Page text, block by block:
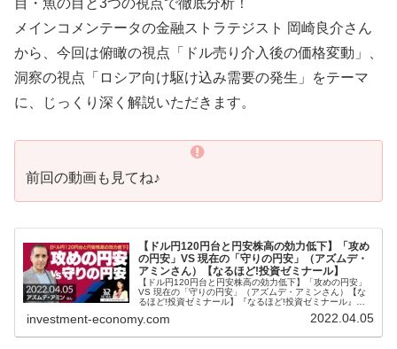
メインコメンテータの金融ストラテジスト 岡崎良介さん
から、今回は俯瞰の視点「ドル売り介入後の価格変動」、
洞察の視点「ロシア向け駆け込み需要の発生」をテーマ
に、じっくり深く解説いただきます。
前回の動画も見てね♪
【ドル円120円台と円安株高の効力低下】「攻め
の円安」VS 現在の「守りの円安」（アズムデ・
アミンさん）【なるほど!投資ゼミナール】
【ドル円120円台と円安株高の効力低下】「攻めの円安」
VS 現在の「守りの円安」（アズムデ・アミンさん）【な
るほど!投資ゼミナール】『なるほど!投資ゼミナール』で
お金についてホットなテーマ...
investment-economy.com 2022.04.05